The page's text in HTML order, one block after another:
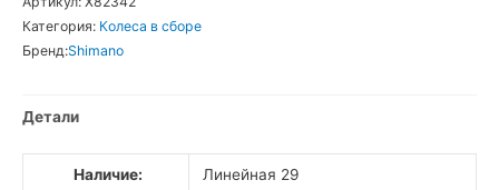
Категория: Колеса в сборе
Бренд:Shimano
Детали
Наличие: Линейная 29